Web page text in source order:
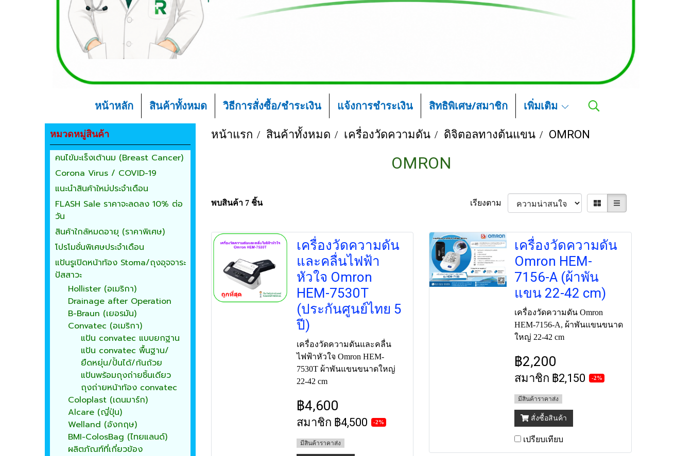
หน้าหลัก สินค้าทั้งหมด วิธีการสั่งซื้อ/ชำระเงิน แจ้งการชำระเงิน สิทธิพิเศษ/สมาชิก เพิ่มเติม
หน้าแรก สินค้าทั้งหมด เครื่องวัดความดัน ดิจิตอลทางต้นแขน OMRON
OMRON
พบสินค้า 7 ชิ้น เรียงตาม
เครื่องวัดความดัน
และคลื่นไฟฟ้า
หัวใจ Omron
HEM-7530T
(ประกันศูนย์ไทย 5
ปี)
เครื่องวัดความดันและคลื่น
ไฟฟ้าหัวใจ Omron HEM-
7530T ผ้าพันแขนขนาดใหญ่
22-42 cm
฿4,600
สมาชิก ฿4,500 -2%
มีสินค้าราคาส่ง
เครื่องวัดความดัน
Omron HEM-
7156-A (ผ้าพัน
แขน 22-42 cm)
เครื่องวัดความดัน Omron
HEM-7156-A, ผ้าพันแขนขนาด
ใหญ่ 22-42 cm
฿2,200
สมาชิก ฿2,150 -2%
มีสินค้าราคาส่ง
สั่งซื้อสินค้า
เปรียบเทียบ
หมวดหมู่สินค้า
คนไข้มะเร็งเต้านม (Breast Cancer)
Corona Virus / COVID-19
แนะนำสินค้าใหม่ประจำเดือน
FLASH Sale ราคาจะลดลง 10% ต่อ
วัน
สินค้าใกล้หมดอายุ (ราคาพิเศษ)
โปรโมชั่นพิเศษประจำเดือน
แป้นรูเปิดหน้าท้อง Stoma/ถุงอุจจาระ
ปัสสาวะ
Hollister (อเมริกา)
Drainage after Operation
B-Braun (เยอรมัน)
Convatec (อเมริกา)
แป้น convatec แบบยกฐาน
แป้น convatec พื้นฐาน/
ยืดหยุ่น/ปั้นได้/ก้นถ้วย
แป้นพร้อมถุงถ่ายชิ้นเดียว
ถุงถ่ายหน้าท้อง convatec
Coloplast (เดนมาร์ก)
Alcare (ญี่ปุ่น)
Welland (อังกฤษ)
BMI-ColosBag (ไทยแลนด์)
ผลิตภัณฑ์ที่เกี่ยวข้อง